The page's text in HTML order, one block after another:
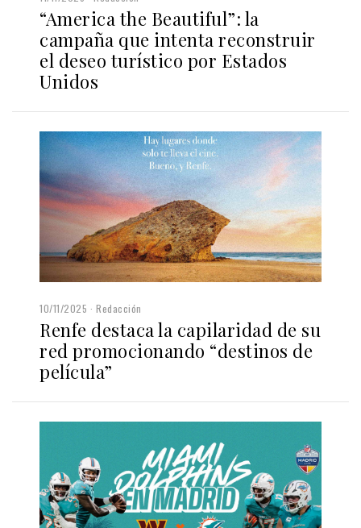
“America the Beautiful”: la
campaña que intenta reconstruir
el deseo turístico por Estados
Unidos
10/11/2025 Redacción
Renfe destaca la capilaridad de su
red promocionando “destinos de
película”